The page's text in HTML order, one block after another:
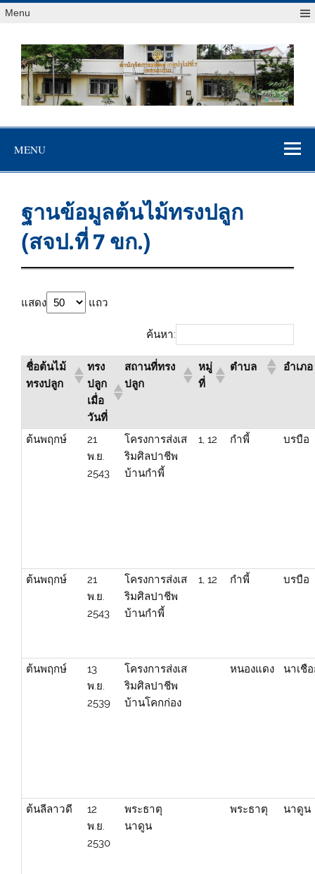
Menu
สจป.ที่ 7
(ขอนแก่น)
MENU
ฐานข้อมูลต้นไม้ทรงปลูก
(สจป.ที่ 7 ขก.)
แสดง แถว
ค้นหา:
ชื่อต้นไม้
ทรงปลูก
ทรง
ปลูก
เมื่อ
วันที่
สถานที่ทรง
ปลูก
หมู่
ที่
ตำบล อำเภอ
ต้นพฤกษ์
21
พ.ย.
2543
โครงการส่งเส
ริมศิลปาชีพ
บ้านกำพี้
1, 12 กำพี้ บรบือ
ต้นพฤกษ์
21
พ.ย.
2543
โครงการส่งเส
ริมศิลปาชีพ
บ้านกำพี้
1, 12 กำพี้ บรบือ
ต้นพฤกษ์
13
พ.ย.
2539
โครงการส่งเส
ริมศิลปาชีพ
บ้านโคกก่อง
หนองแดง นาเชื
ต้นลีลาวดี
12
พ.ย.
2530
พระธาตุ
นาดูน
พระธาตุ นาดูน